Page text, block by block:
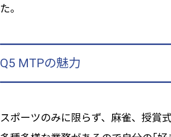
た。
Q5 MTPの魅力
スポーツのみに限らず、麻雀、授賞